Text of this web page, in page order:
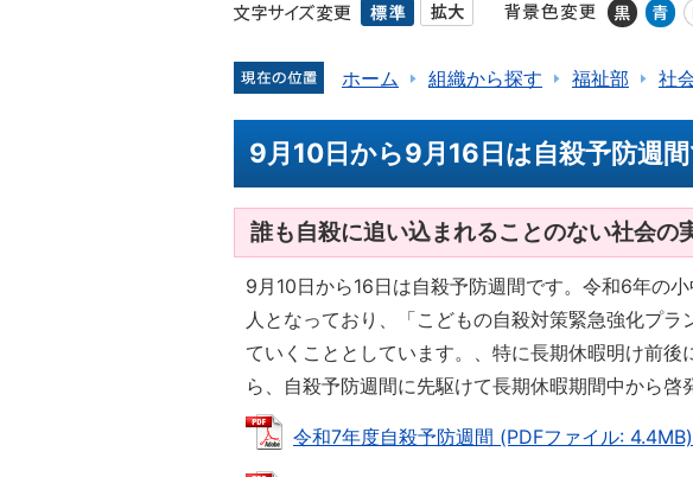
ホーム 組織から探す 福祉部 社
9月10日から9月16日は自殺予防週
誰も自殺に追い込まれることのない社会の
9月10日から16日は自殺予防週間です。令和6年の
人となっており、「こどもの自殺対策緊急強化プ
ていくこととしています。、特に長期休暇明け前
ら、自殺予防週間に先駆けて長期休暇期間中から啓
令和7年度自殺予防週間 (PDFファイル: 4.4MB)